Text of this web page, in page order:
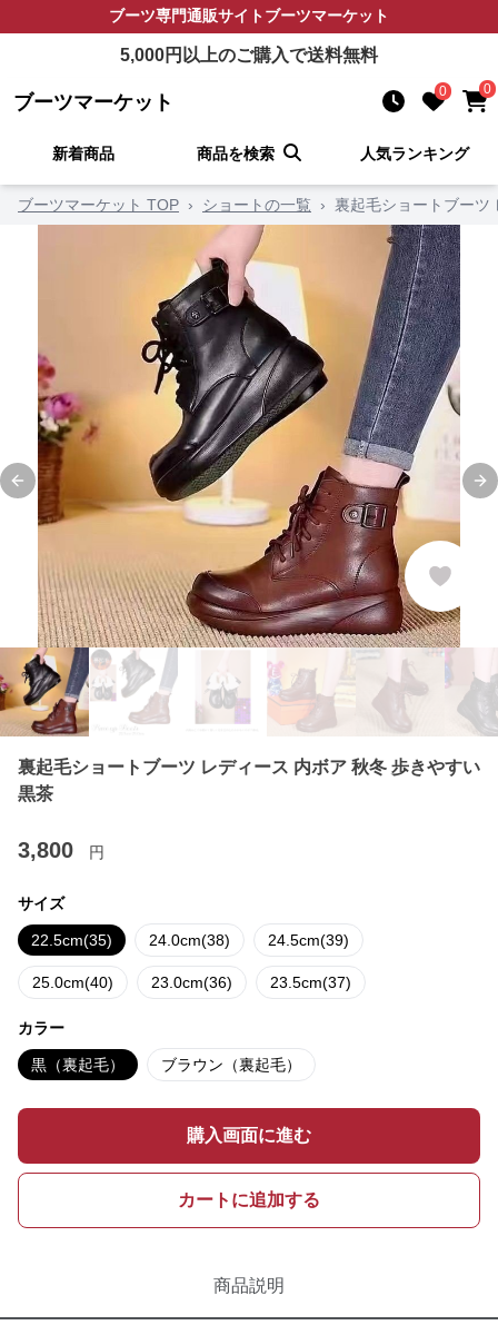
ブーツ専門通販サイトブーツマーケット
5,000円以上のご購入で送料無料
ブーツマーケット 0 0
新着商品 商品を検索 人気ランキング
ブーツマーケット TOP › ショートの一覧 › 裏起毛ショートブーツ
Previous slide
裏起毛ショートブーツ レディース 内ボア 秋冬 歩きやすい
黒茶
3,800 円
サイズ
22.5cm(35) 24.0cm(38) 24.5cm(39)
25.0cm(40) 23.0cm(36) 23.5cm(37)
カラー
黒（裏起毛） ブラウン（裏起毛）
購入画面に進む
カートに追加する
商品説明